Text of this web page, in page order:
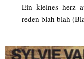
Ein kleines herz
reden blah blah